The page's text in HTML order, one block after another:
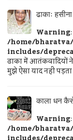
ढाकाः
Warning
/home/
includes/
ढाका में आतंकवादियों
मुझे ऐसा याद नहीं पड़ता
काला धन
Warning
/home/